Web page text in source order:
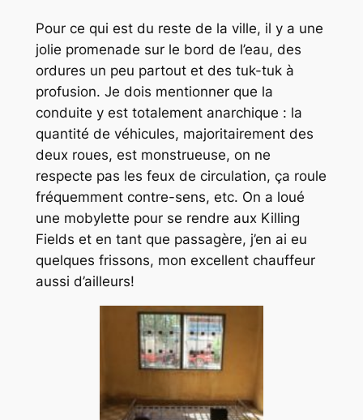
Pour ce qui est du reste de la ville, il y a une
jolie promenade sur le bord de l’eau, des
ordures un peu partout et des tuk-tukà
profusion. Je dois mentionner que la
conduite y est totalement anarchique : la
quantité de véhicules, majoritairement des
deux roues, est monstrueuse, on ne
respecte pas les feux de circulation, ça roule
fréquemment contre-sens, etc. On a loué
une mobylette pour se rendre aux Killing
Fields et en tant que passagère, j’en ai eu
quelques frissons, mon excellent chauffeur
aussi d’ailleurs!